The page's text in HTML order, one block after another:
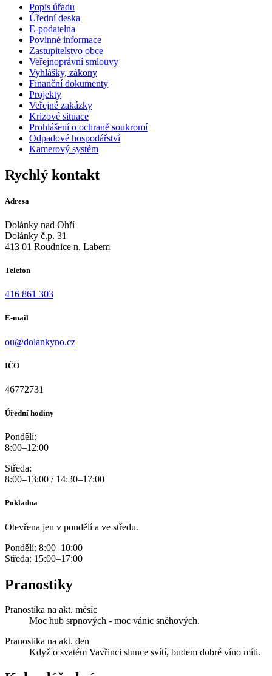
Popis úřadu
Úřední deska
E-podatelna
Povinné informace
Zastupitelstvo obce
Veřejnoprávní smlouvy
Vyhlášky, zákony
Finanční dokumenty
Projekty
Veřejné zakázky
Krizové situace
Prohlášení o ochraně soukromí
Odpadové hospodářství
Kamerový systém
Rychlý kontakt
Adresa
Dolánky nad Ohří
Dolánky č.p. 31
413 01 Roudnice n. Labem
Telefon
416 861 303
E-mail
ou@dolankyno.cz
IČO
46772731
Úřední hodiny
Pondělí:
8:00–12:00
Středa:
8:00–13:00 / 14:30–17:00
Pokladna
Otevřena jen v pondělí a ve středu.
Pondělí: 8:00–10:00
Středa: 15:00–17:00
Pranostiky
Pranostika na akt. měsíc
Moc hub srpnových - moc vánic sněhových.
Pranostika na akt. den
Když o svatém Vavřinci slunce svítí, budem dobré víno míti.